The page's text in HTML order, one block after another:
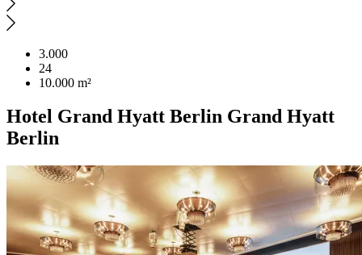
3.000
24
10.000 m²
Hotel Grand Hyatt Berlin Grand Hyatt
Berlin